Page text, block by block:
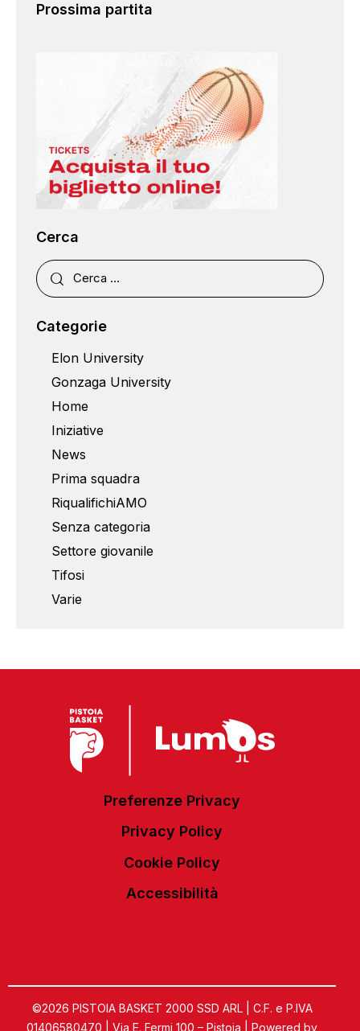
Prossima partita
Cerca
Categorie
Elon University
Gonzaga University
Home
Iniziative
News
Prima squadra
RiqualifichiAMO
Senza categoria
Settore giovanile
Tifosi
Varie
Preferenze Privacy
Privacy Policy
Cookie Policy
Accessibilità
©2026 PISTOIA BASKET 2000 SSD ARL | C.F. e P.IVA
01406580470 | Via E. Fermi 100 – Pistoia | Powered by